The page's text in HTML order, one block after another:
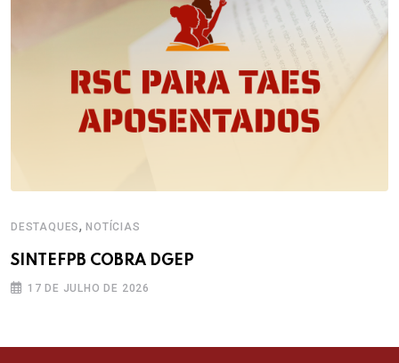
DESTAQUES,NOTÍCIAS
SINTEFPB COBRA DGEP
17 DE JULHO DE 2026